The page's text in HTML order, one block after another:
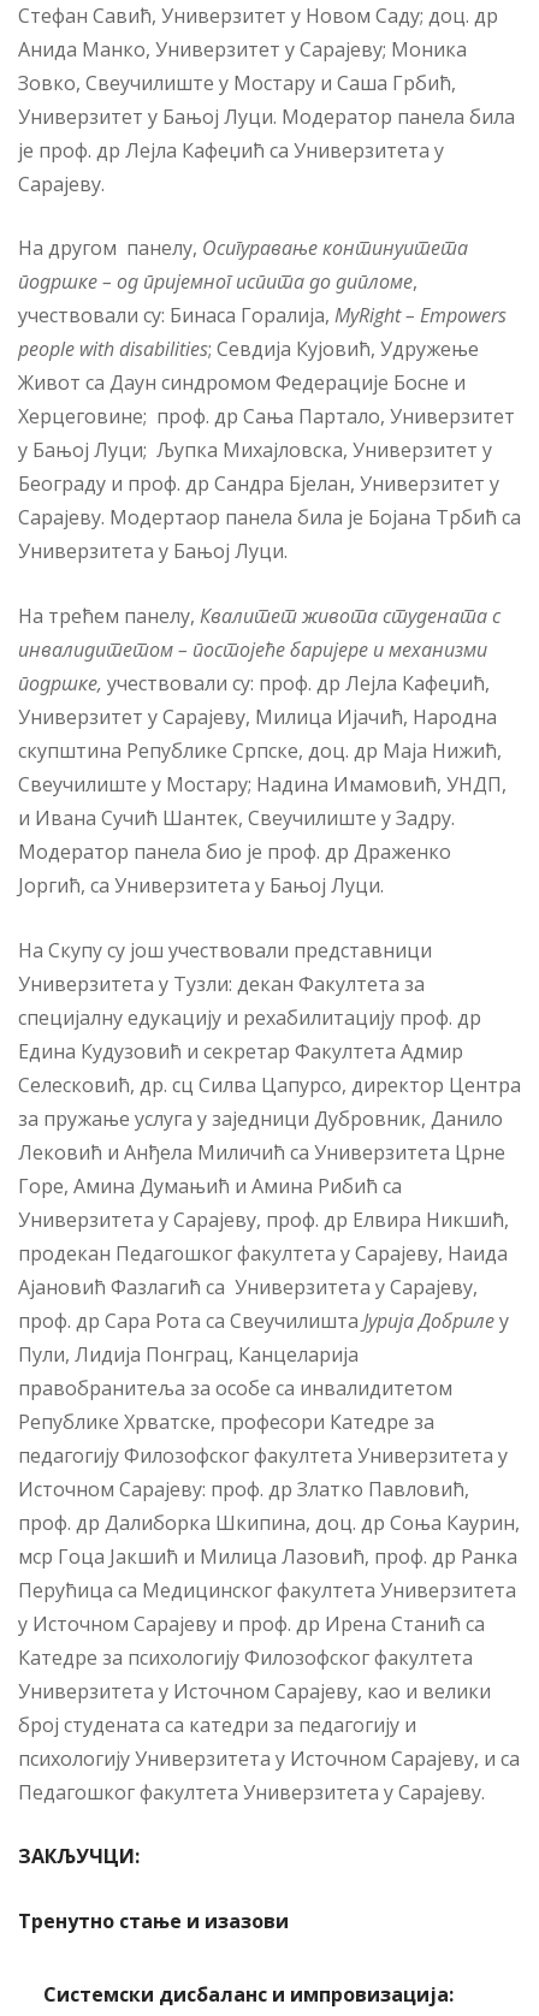
Стефан Савић, Универзитет у Новом Саду; доц. др
Анида Манко, Универзитет у Сарајеву; Моника
Зовко, Свеучилиште у Мостару и Саша Грбић,
Универзитет у Бањој Луци. Модератор панела била
је проф. др Лејла Кафеџић са Универзитета у
Сарајеву.
На другом панелу, Осигуравање континуитета
подршке – од пријемног испита до дипломе,
учествовали су: Бинаса Горалија, MyRight – Empowers
people with disabilities; Севдија Кујовић, Удружење
Живот са Даун синдромом Федерације Босне и
Херцеговине; проф. др Сања Партало, Универзитет
у Бањој Луци; Љупка Михајловска, Универзитет у
Београду и проф. др Сандра Бјелан, Универзитет у
Сарајеву. Модертаор панела била је Бојана Трбић са
Универзитета у Бањој Луци.
На трећем панелу, Квалитет живота студената с
инвалидитетом – постојеће баријере и механизми
подршке, учествовали су: проф. др Лејла Кафеџић,
Универзитет у Сарајеву, Милица Ијачић, Народна
скупштина Републике Српске, доц. др Маја Нижић,
Свеучилиште у Мостару; Надина Имамовић, УНДП,
и Ивана Сучић Шантек, Свеучилиште у Задру.
Модератор панела био је проф. др Драженко
Јоргић, са Универзитета у Бањој Луци.
На Скупу су још учествовали представници
Универзитета у Тузли: декан Факултета за
специјалну едукацију и рехабилитацију проф. др
Едина Кудузовић и секретар Факултета Адмир
Селесковић, др. сц Силва Цапурсо, директор Центра
за пружање услуга у заједници Дубровник, Данило
Лековић и Анђела Миличић са Универзитета Црне
Горе, Амина Думањић и Амина Рибић са
Универзитета у Сарајеву, проф. др Елвира Никшић,
продекан Педагошког факултета у Сарајеву, Наида
Ајановић Фазлагић са Универзитета у Сарајеву,
проф. др Сара Рота са Свеучилишта Јурија Добрилеу
Пули, Лидија Понграц, Канцеларија
правобранитеља за особе са инвалидитетом
Републике Хрватске, професори Катедре за
педагогију Филозофског факултета Универзитета у
Источном Сарајеву: проф. др Златко Павловић,
проф. др Далиборка Шкипина, доц. др Соња Каурин,
мср Гоца Јакшић и Милица Лазовић, проф. др Ранка
Перућица са Медицинског факултета Универзитета
у Источном Сарајеву и проф. др Ирена Станић са
Катедре за психологију Филозофског факултета
Универзитета у Источном Сарајеву, као и велики
број студената са катедри за педагогију и
психологију Универзитета у Источном Сарајеву, и са
Педагошког факултета Универзитета у Сарајеву.
ЗАКЉУЧЦИ:
Тренутно стање и изазови
Системски дисбаланс и импровизација: